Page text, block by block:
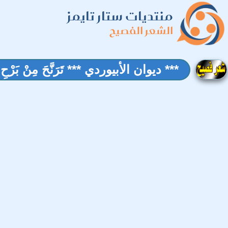
منتديات ستار تايمز
الشعر الفصيح
*** ديوان الأبيوردي *** تَرَنَّحَ مِنْ